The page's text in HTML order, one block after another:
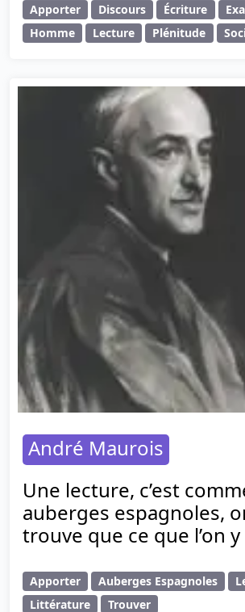
Apporter Discours Écriture
Homme
Lecture Plénitude
André Maurois
Une lecture, c’est
auberges espagnoles,
trouve que ce que l’on
Apporter Auberges Espagnoles
Littérature
Trouver